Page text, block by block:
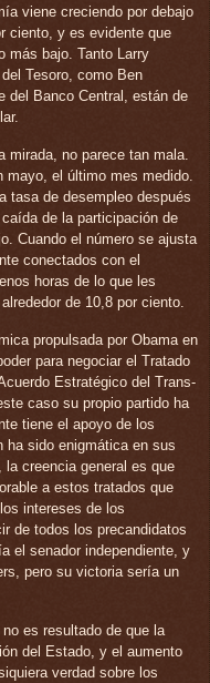
viene creciendo por debajo
ciento, y es evidente que
más bajo. Tanto Larry
Tesoro, como Ben
del Banco Central, están de
mirada, no parece tan mala.
mayo, el último mes medido.
tasa de desempleo después
de la participación de
Cuando el número se ajusta
conectados con el
horas de lo que les
de 10,8 por ciento.
propulsada por Obama en
para negociar el Tratado
Estratégico del Trans-
caso su propio partido ha
tiene el apoyo de los
ha sido enigmática en sus
creencia general es que
a estos tratados que
intereses de los
de todos los precandidatos
el senador independiente, y
pero su victoria sería un
es resultado de que la
del Estado, y el aumento
verdad sobre los